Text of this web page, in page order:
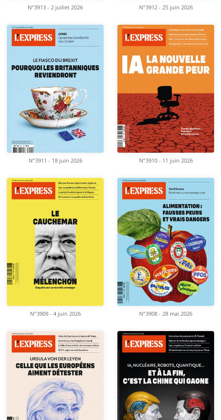
N°3913 - 2 juillet 2026 N°3912 - 25 juin 2026
N°3911 - 18 juin 2026 N°3910 - 11 juin 2026
N°3909 - 4 juin 2026 N°3908 - 28 mai 2026